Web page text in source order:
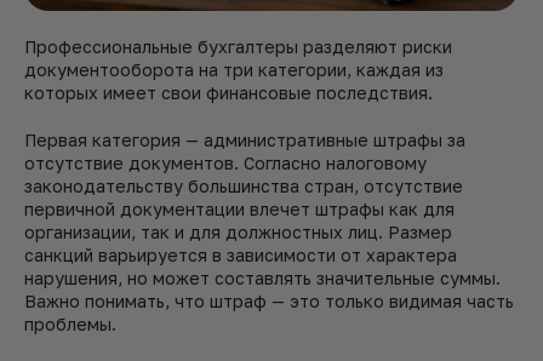
Профессиональные бухгалтеры разделяют риски
документооборота на три категории, каждая из
которых имеет свои финансовые последствия.
Первая категория — административные штрафы за
отсутствие документов. Согласно налоговому
законодательству большинства стран, отсутствие
первичной документации влечет штрафы как для
организации, так и для должностных лиц. Размер
санкций варьируется в зависимости от характера
нарушения, но может составлять значительные суммы.
Важно понимать, что штраф — это только видимая часть
проблемы.